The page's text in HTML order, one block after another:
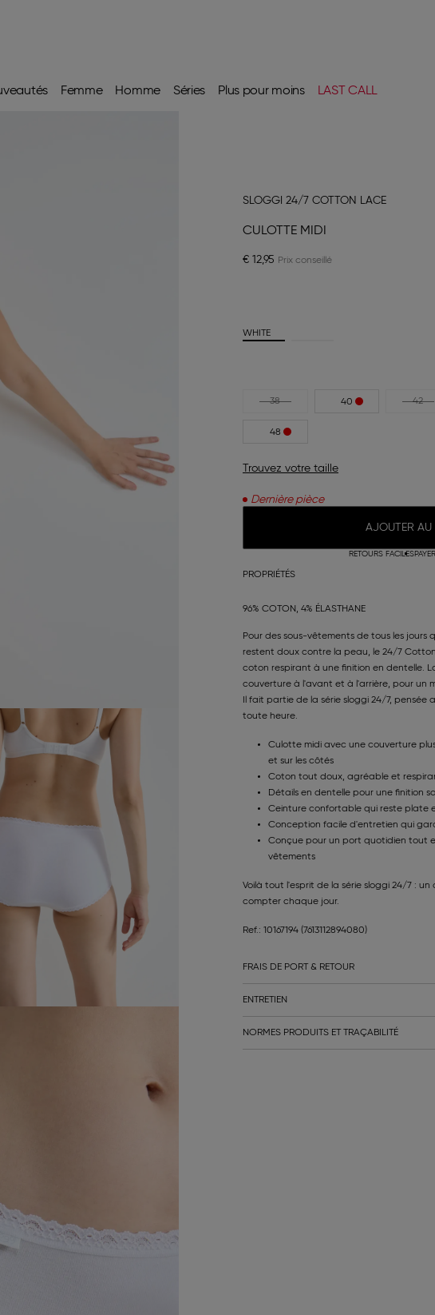
Femme Homme Séries Plus pour moins LAST CALL
SLOGGI 24/7 COTTON LACE
CULOTTE MIDI
€ 12,95
WHITE
38 40 42
48
Trouvez votre taille
Dernière pièce
AJOUTER AU
RETOURS FACILES
PROPRIÉTÉS
96% COTON, 4% ÉLASTHANE
Pour des sous-vêtements de tous les
restent doux contre la peau, le 24/7
coton respirant à une finition en dentelle.
couverture à l'avant et à l'arrière, pour un
Il fait partie de la série sloggi 24/7,
toute heure.
Culotte midi avec une couverture
et sur les côtés
Coton tout doux, agréable et
Détails en dentelle pour une finition
Ceinture confortable qui reste plate
Conception facile d'entretien qui
Conçue pour un port quotidien tout
vêtements
Voilà tout l'esprit de la série sloggi 24/7 :
compter chaque jour.
Ref.: 10167194 (7613112894080)
FRAIS DE PORT & RETOUR
ENTRETIEN
NORMES PRODUITS ET TRAÇABILITÉ